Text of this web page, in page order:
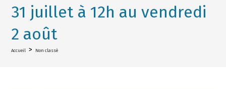
31 juillet à 12h au vendredi
2 août
Accueil > Non classé